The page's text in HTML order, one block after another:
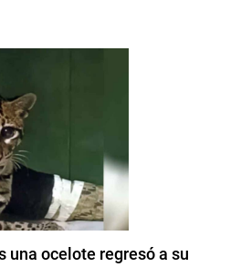
una ocelote regresó a su